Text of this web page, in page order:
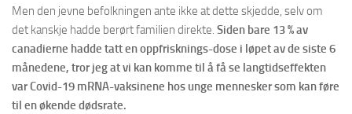
Men den jevne befolkningen ante ikke at dette skjedde, selv om
det kanskje hadde berørt familien direkte. Siden bare 13 % av
canadierne hadde tatt en oppfrisknings-dose i løpet av de siste 6
månedene, tror jeg at vi kan komme til å få se langtidseffekten
var Covid-19 mRNA-vaksinene hos unge mennesker som kan føre
til en økende dødsrate.